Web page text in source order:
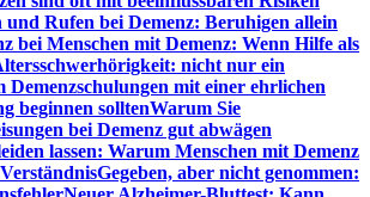
und Rufen bei Demenz: Beruhigen allein
bei Menschen mit Demenz: Wenn Hilfe als
nicht nur ein
Demenzschulungen mit einer ehrlichen
beginnen solltenWarum Sie
bei Demenz gut abwägen
lassen: Warum Menschen mit Demenz
Gegeben, aber nicht genommen: